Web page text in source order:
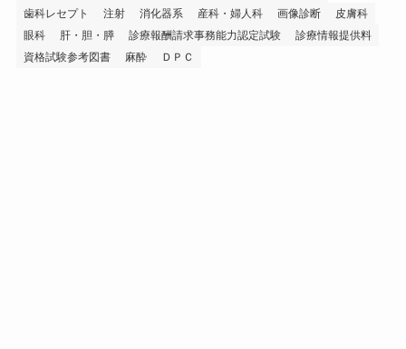
歯科レセプト
注射 消化器系 産科・婦人科 画像診断
皮膚科
眼科
肝・胆・膵 診療報酬請求事務能力認定試験
診療情報提供料
資格試験参考図書
麻酔 ＤＰＣ